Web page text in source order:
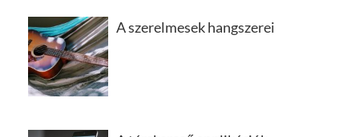
A szerelmesek hangszerei